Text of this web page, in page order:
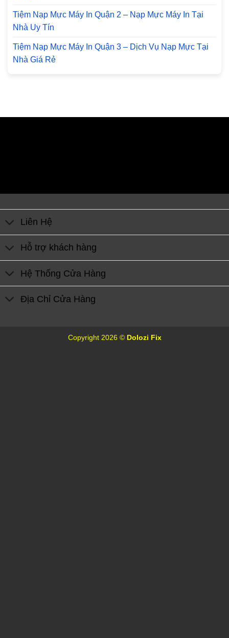
Tiệm Nạp Mực Máy In Quận 2 – Nạp Mực Máy In Tại
Nhà Uy Tín
Tiệm Nạp Mực Máy In Quận 3 – Dịch Vụ Nạp Mực Tại
Nhà Giá Rẻ
Liên Hệ
Hỗ trợ khách hàng
Hệ Thống Cửa Hàng
Địa Chỉ Cửa Hàng
Copyright 2026 © Dolozi Fix